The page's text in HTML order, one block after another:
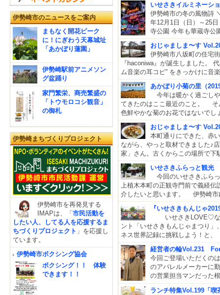
いせさきイルミネーシ
伊勢崎市の冬の風物詩
年12月1日（日）～25
寺公園 今年も華蔵寺公
おじゃましま〜す
伊勢崎市八坂町の住宅
『haconiwa』が誕生しました。
ム音楽の耳コピ” をきっかけに音
あかぼり小菊の里（
今年は暖かく過ごし
てきたのはここ最近のこと。 そ
色鮮やかな菊のお花ではないで
おじゃましま〜す
本町通りにできた、赤
ながら、やっと取材できました♪
家」さん。古くからこの場所で下
いせさきふらっと観光
今回のいせさきふら
上植木本町の正観寺門前で義経伝
介したいと思います。 伊勢崎市
『いせさきもんじゃ
いせさきLOVE♡な皆
ント「いせさきもんじゃまつり
ネス世界記録に挑戦しよう！と、
経営者の輪Vol.231
今回ご登場いただくの
のアパレルメーカーに
の営業担当マンだった
ランチ特集Vol.199「
伊勢崎市のニュースをご案内
まもなく開花ピーク
に！にぎわう天幕城址
「あかぼり蓮園」
伊勢崎駅前アニメソン
グ盆踊り
家門繁栄、商売繁盛の
「トウモロコシ観音」
の御札
伊勢崎まちづくりプロジェクト
伊勢崎市を再発見する
IMAPは、「市民活動を
したい人、してる人を応援するま
ちづくりプロジェクト 」を応援し
ています。
伊勢崎市ボクシング協会
ボクシング！！ 体験
できます！！